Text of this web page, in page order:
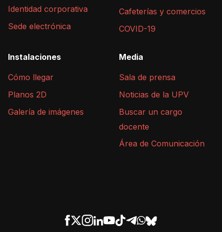
Identidad corporativa
Sede electrónica
Cafeterías y comercios
COVID-19
Instalaciones
Cómo llegar
Planos 2D
Galería de imágenes
Media
Sala de prensa
Noticias de la UPV
Buscar un cargo
docente
Área de Comunicación